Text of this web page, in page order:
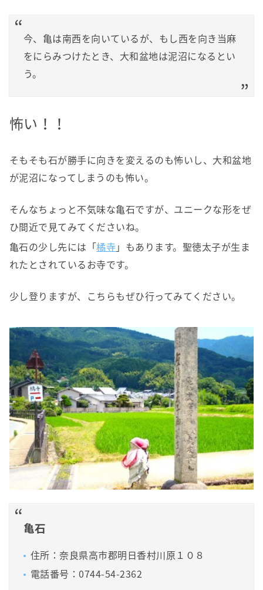
今、亀は南西を向いているが、もし西を向き当麻
をにらみつけたとき、大和盆地は泥沼になるとい
う。
怖い！！
そもそも石が勝手に向きを変えるのも怖いし、大和盆地
が泥沼になってしまうのも怖い。
そんなちょっと不気味な亀石ですが、ユニークな形をぜ
ひ間近で見てみてくださいね。
亀石の少し先には「橘寺 」もあります。聖徳太子が生ま
れたとされているお寺です。
少し登りますが、こちらもぜひ行ってみてください。
亀石
住所：奈良県高市郡明日香村川原１０８
電話番号：0744-54-2362